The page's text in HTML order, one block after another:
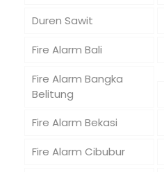
Duren Sawit
Fire Alarm Bali
Fire Alarm Bangka
Belitung
Fire Alarm Bekasi
Fire Alarm Cibubur